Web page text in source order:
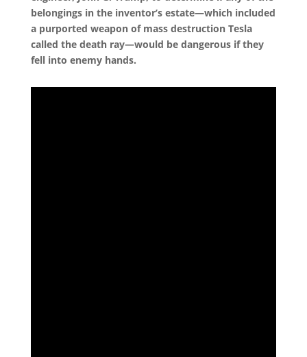
belongings in the inventor’s estate—which included
a purported weapon of mass destruction Tesla
called the death ray—would be dangerous if they
fell into enemy hands.